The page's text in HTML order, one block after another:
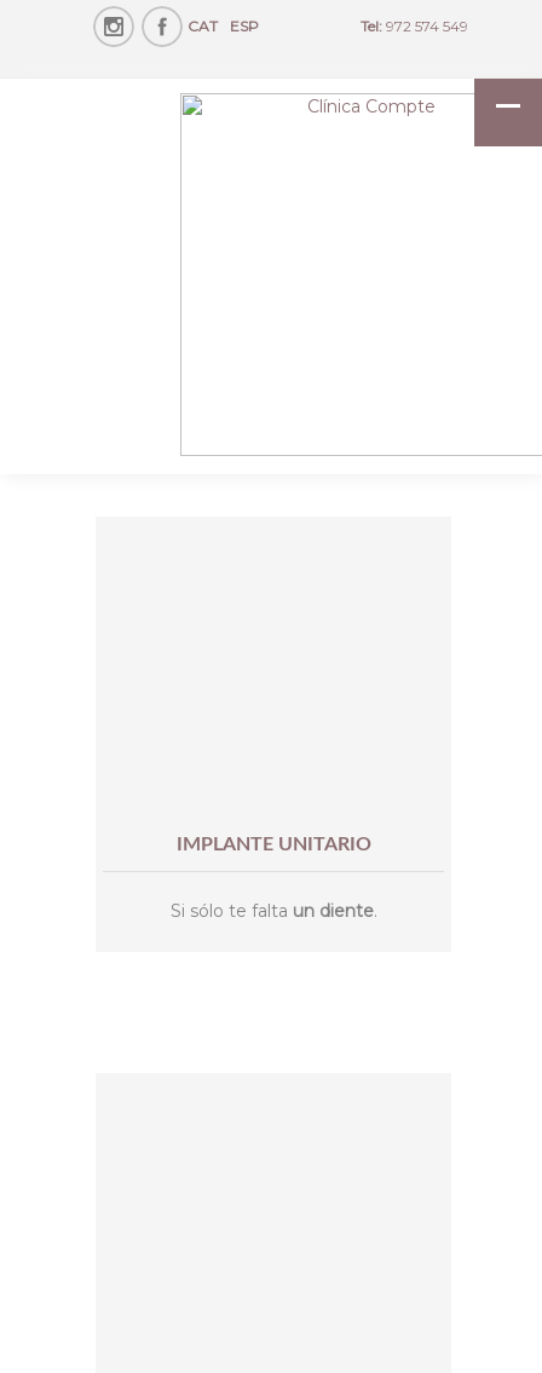
CAT ESP Tel: 972 574 549
IMPLANTE UNITARIO
Si sólo te falta un diente.